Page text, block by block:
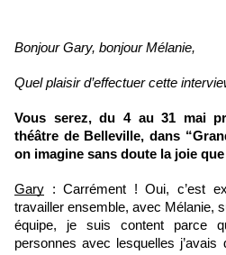
Bonjour Gary, bonjour Mélanie,
Quel plaisir d’effectuer cette
Vous serez, du 4 au 31 mai
théâtre de Belleville, dans
on imagine sans doute la joie
Gary : Carrément ! Oui, c’est
travailler ensemble, avec Mélanie,
équipe, je suis content parce
personnes avec lesquelles